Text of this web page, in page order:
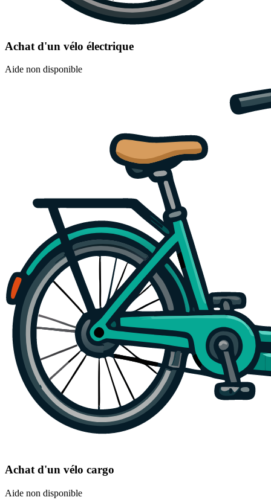
Achat d'un vélo électrique
Aide non disponible
Achat d'un vélo cargo
Aide non disponible